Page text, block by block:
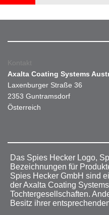
Kontakt
Axalta Coating Systems
Laxenburger Straße 36
2353 Guntramsdorf
Österreich
Das Spies Hecker Logo,
Bezeichnungen für
Spies Hecker GmbH sind
der Axalta Coating
Tochtergesellschaften.
Besitz ihrer